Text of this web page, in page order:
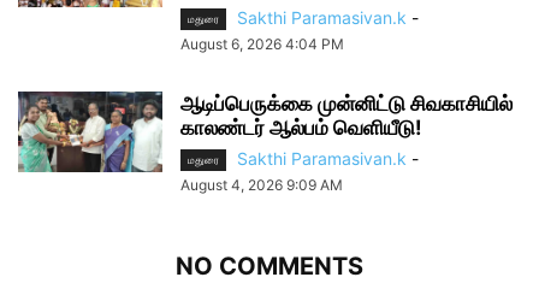
மதுரை Sakthi Paramasivan.k -
August 6, 2026 4:04 PM
ஆடிப்பெருக்கை முன்னிட்டு சிவகாசியில்
காலண்டர் ஆல்பம் வெளியீடு!
மதுரை Sakthi Paramasivan.k -
August 4, 2026 9:09 AM
NO COMMENTS